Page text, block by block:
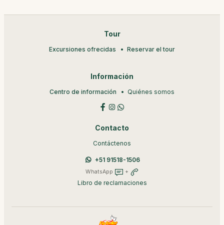
Tour
Excursiones ofrecidas Reservar el tour
Información
Centro de información Quiénes somos
Contacto
Contáctenos
+51 91518-1506
WhatsApp +
Libro de reclamaciones